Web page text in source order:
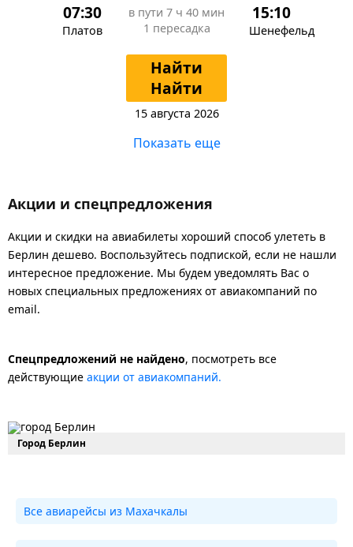
07:30
Платов
в пути 7 ч 40 мин
1 пересадка
15:10
Шенефельд
Найти
Найти
15 августа 2026
Показать еще
Акции и спецпредложения
Акции и скидки на авиабилеты хороший способ улететь в
Берлин дешево. Воспользуйтесь подпиской, если не нашли
интересное предложение. Мы будем уведомлять Вас о
новых специальных предложениях от авиакомпаний по
email.
Спецпредложений не найдено, посмотреть все
действующие акции от авиакомпаний.
Город Берлин
Все авиарейсы из Махачкалы